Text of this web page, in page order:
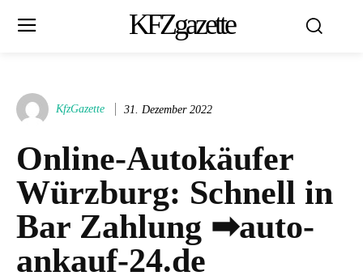
KFZgazette
KfzGazette 31. Dezember 2022
Online-Autokäufer
Würzburg: Schnell in
Bar Zahlung ➡auto-
ankauf-24.de